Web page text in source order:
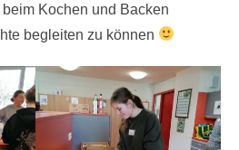
Kochen und Backen
begleiten zu können